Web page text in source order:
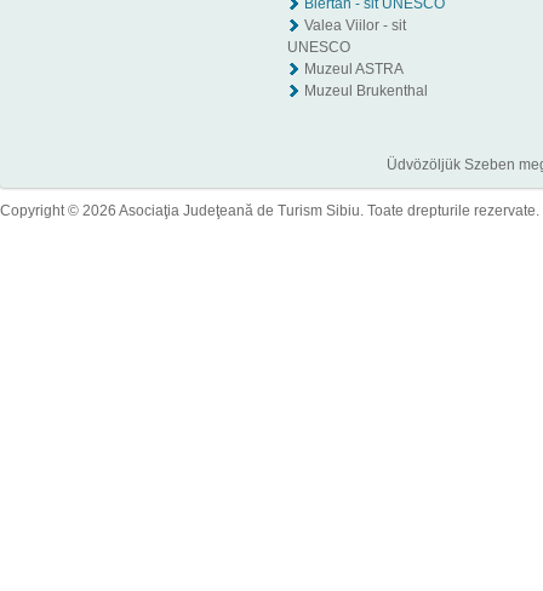
Biertan - sit UNESCO
Valea Viilor - sit
UNESCO
Muzeul ASTRA
Muzeul Brukenthal
Üdvözöljük Szeben
Copyright © 2026 Asociaţia Judeţeană de Turism Sibiu. Toate drepturile rezervate.